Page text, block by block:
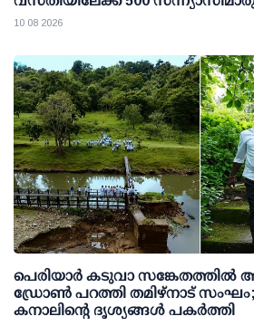
10 08 2026
പെരിയാര്‍ കടുവാ സങ്കേതത്തില്‍
ഡ്രോണ്‍ പറത്തി തമിഴ്നാട് സംഘം;
കനാലിന്റെ ദൃശ്യങ്ങള്‍ പകര്‍ത്തി